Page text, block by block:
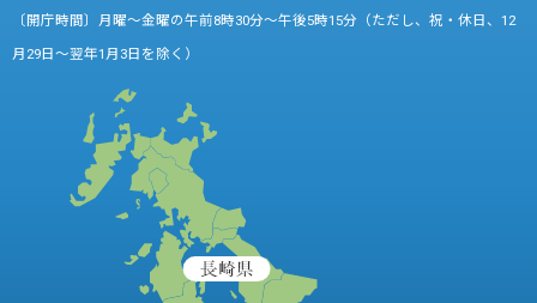
〔開庁時間〕月曜～金曜の午前8時30分～午後5時15分（ただし、祝・休日、12
月29日～翌年1月3日を除く）